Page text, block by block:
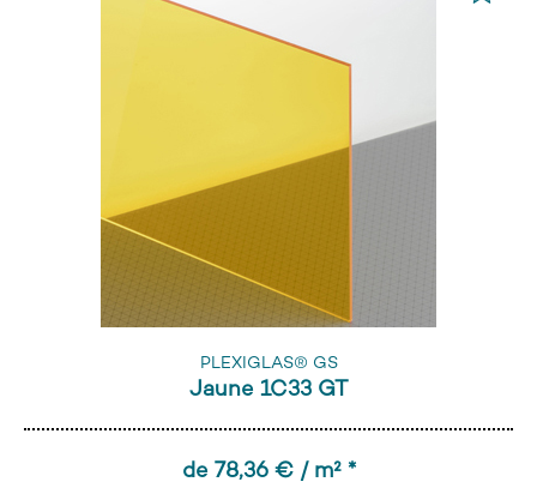
PLEXIGLAS® GS
Jaune 1C33 GT
de 78,36 € / m² *